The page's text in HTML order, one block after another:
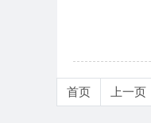
首页 上一页